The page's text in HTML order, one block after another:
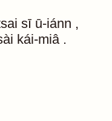
sī ū-iánn ,
kái-miâ .